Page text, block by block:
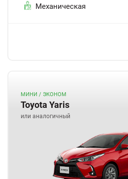
Механическая
МИНИ / ЭКОНОМ
Toyota Yaris
или аналогичный